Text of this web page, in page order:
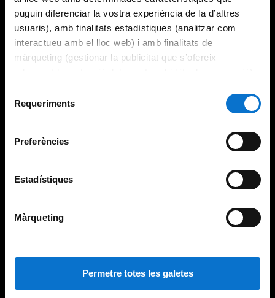
puguin diferenciar la vostra experiència de la d’altres
usuaris), amb finalitats estadístiques (analitzar com
interactueu amb el lloc web) i amb finalitats de
màrqueting (gestionar la publicitat que s’ofereix
consultar laPolítica de galetes del lloc web de la
Requeriments
Preferències
Estadístiques
Màrqueting
Permetre totes les galetes